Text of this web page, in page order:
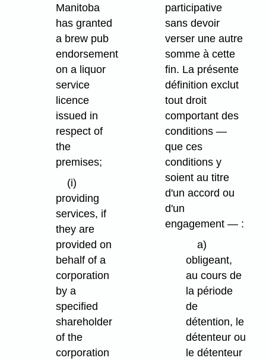
Manitoba
has granted
a brew pub
endorsement
on a liquor
service
licence
issued in
respect of
the
premises;
(i)
providing
services, if
they are
provided on
behalf of a
corporation
by a
specified
shareholder
of the
corporation
participative
sans devoir
verser une autre
somme à cette
fin. La présente
définition exclut
tout droit
comportant des
conditions —
que ces
conditions y
soient au titre
d'un accord ou
d'un
engagement — :
a)
obligeant,
au cours de
la période
de
détention, le
détenteur ou
le détenteur